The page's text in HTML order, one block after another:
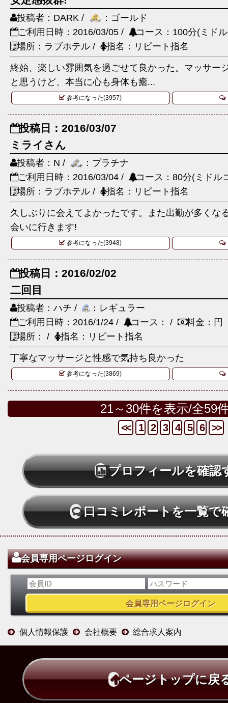
投稿者：DARK /
：ゴールド
ご利用日時：2016/03/05 /
コース：100分(ミド
場所：ラブホテル /
指名：リピート指名
終始、楽しい雰囲気を過ごせて良かった。マッサー
と思うけど、本当に心も身体も癒...
参考になった(3957)
投稿日：2016/03/07
ミライさん
投稿者：N /
：プラチナ
ご利用日時：2016/03/04 /
コース：80分(ミド
場所：ラブホテル /
指名：リピート指名
久しぶりに会えてよかったです。また出勤が多くな
会いに行きます!
参考になった(3948)
投稿日：2016/02/02
二回目
投稿者：ハチ /
：レギュラー
ご利用日時：2016/1/24 /
コース： /
料金：円
場所： /
指名：リピート指名
丁寧なマッサージと性感で気持ち良かった
参考になった(3869)
21～30件を表示/全59
<< 1 2 3 4 5 6 >>
プロフィールを確認
口コミレポートを一覧で
会員専用ページログイン
個人情報保護 会社概要 総合求人案内
ページトップに戻